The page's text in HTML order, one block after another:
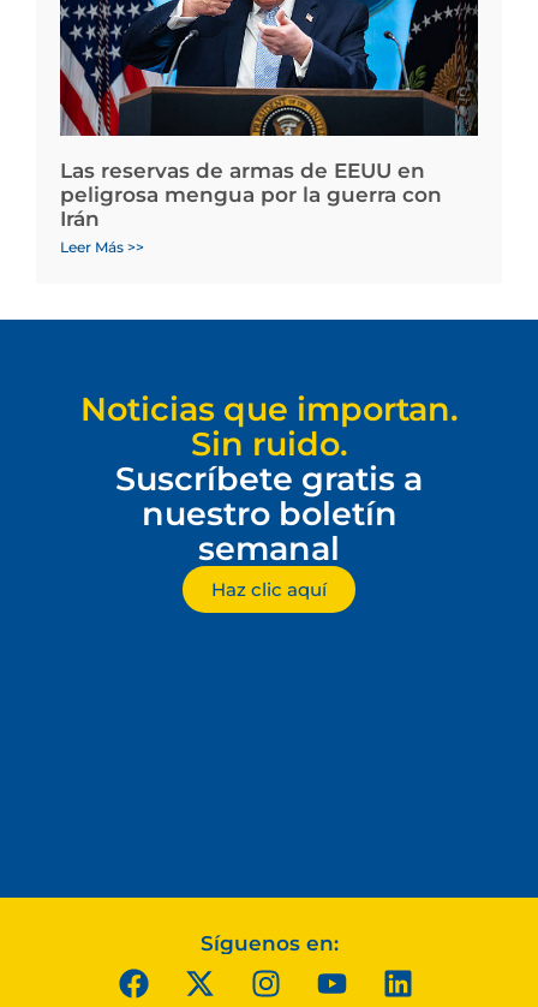
Las reservas de armas de EEUU en
peligrosa mengua por la guerra con
Irán
Leer Más >>
Noticias que importan.
Sin ruido.
Suscríbete gratis a
nuestro boletín
semanal
Haz clic aquí
Síguenos en: